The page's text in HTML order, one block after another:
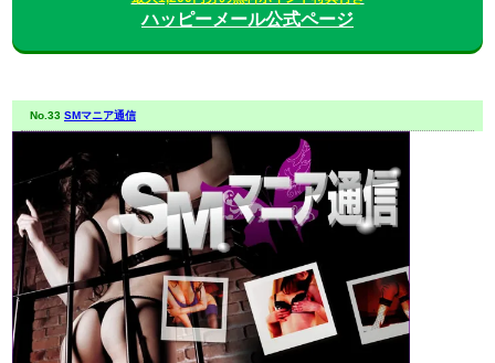
ハッピーメール公式ページ
No.33 SMマニア通信